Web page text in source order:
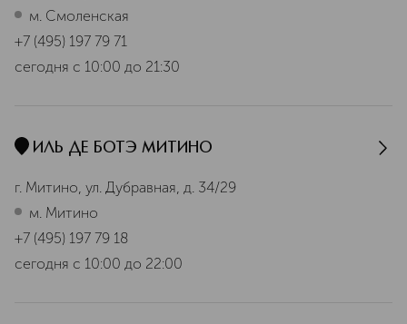
м. Смоленская
+7 (495) 197 79 71
сегодня с 10:00 до 21:30
ИЛЬ ДЕ БОТЭ МИТИНО
г. Митино, ул. Дубравная, д. 34/29
м. Митино
+7 (495) 197 79 18
сегодня с 10:00 до 22:00